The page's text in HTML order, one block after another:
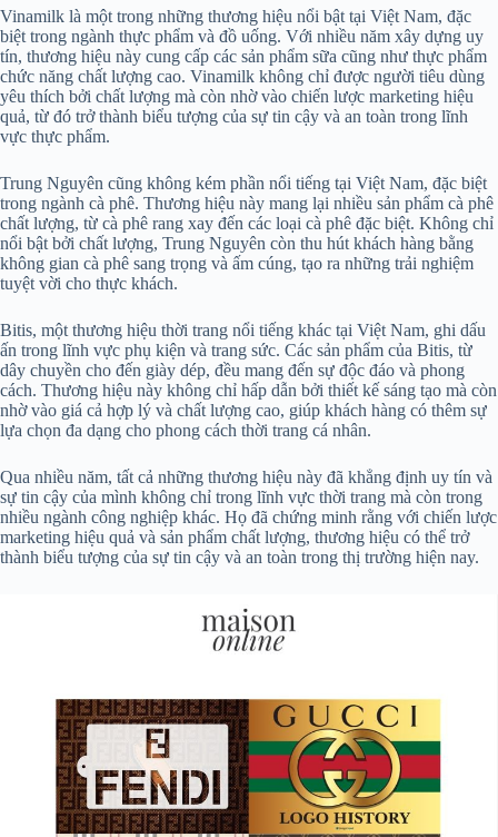
Vinamilk là một trong những thương hiệu nổi bật tại Việt Nam, đặc
biệt trong ngành thực phẩm và đồ uống. Với nhiều năm xây dựng uy
tín, thương hiệu này cung cấp các sản phẩm sữa cũng như thực phẩm
chức năng chất lượng cao. Vinamilk không chỉ được người tiêu dùng
yêu thích bởi chất lượng mà còn nhờ vào chiến lược marketing hiệu
quả, từ đó trở thành biểu tượng của sự tin cậy và an toàn trong lĩnh
vực thực phẩm.
Trung Nguyên cũng không kém phần nổi tiếng tại Việt Nam, đặc biệt
trong ngành cà phê. Thương hiệu này mang lại nhiều sản phẩm cà phê
chất lượng, từ cà phê rang xay đến các loại cà phê đặc biệt. Không chỉ
nổi bật bởi chất lượng, Trung Nguyên còn thu hút khách hàng bằng
không gian cà phê sang trọng và ấm cúng, tạo ra những trải nghiệm
tuyệt vời cho thực khách.
Bitis, một thương hiệu thời trang nổi tiếng khác tại Việt Nam, ghi dấu
ấn trong lĩnh vực phụ kiện và trang sức. Các sản phẩm của Bitis, từ
dây chuyền cho đến giày dép, đều mang đến sự độc đáo và phong
cách. Thương hiệu này không chỉ hấp dẫn bởi thiết kế sáng tạo mà còn
nhờ vào giá cả hợp lý và chất lượng cao, giúp khách hàng có thêm sự
lựa chọn đa dạng cho phong cách thời trang cá nhân.
Qua nhiều năm, tất cả những thương hiệu này đã khẳng định uy tín và
sự tin cậy của mình không chỉ trong lĩnh vực thời trang mà còn trong
nhiều ngành công nghiệp khác. Họ đã chứng minh rằng với chiến lược
marketing hiệu quả và sản phẩm chất lượng, thương hiệu có thể trở
thành biểu tượng của sự tin cậy và an toàn trong thị trường hiện nay.